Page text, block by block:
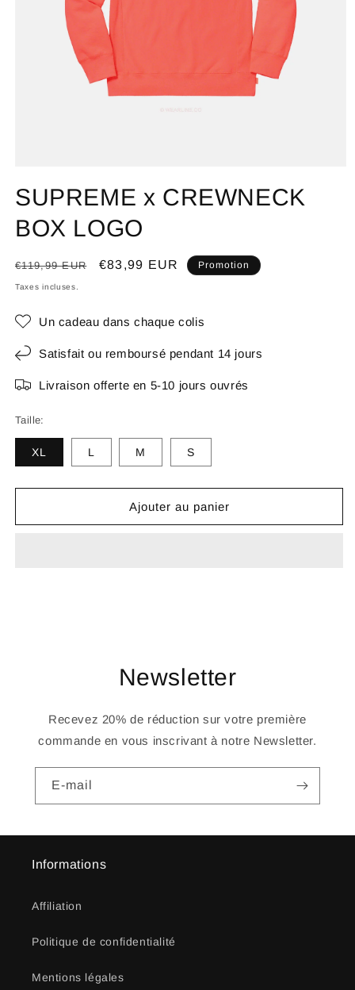
SUPREME x CREWNECK
BOX LOGO
Prix
habituel
€119,99 EUR
Prix
€83,99 EUR Promotion
Taxes incluses.
Un cadeau dans chaque colis
Satisfait ou remboursé pendant 14 jours
Livraison offerte en 5-10 jours ouvrés
Taille:
XL L M S
Ajouter au panier
Newsletter
Recevez 20% de réduction sur votre première
commande en vous inscrivant à notre Newsletter.
E-mail
Informations
Affiliation
Politique de confidentialité
Mentions légales